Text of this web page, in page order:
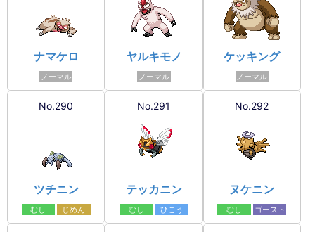
ナマケロ
ノーマル
ヤルキモノ
ノーマル
ケッキング
ノーマル
No.290
ツチニン
むし じめん
No.291
テッカニン
むし ひこう
No.292
ヌケニン
むし ゴースト